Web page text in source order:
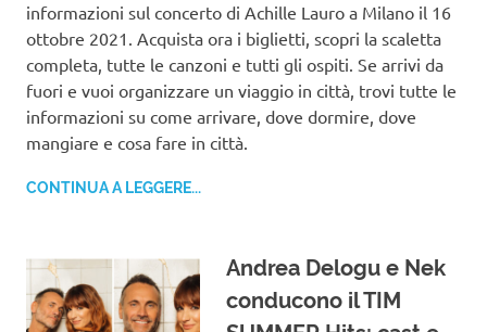
informazioni sul concerto di Achille Lauro a Milano il 16
ottobre 2021. Acquista ora i biglietti, scopri la scaletta
completa, tutte le canzoni e tutti gli ospiti. Se arrivi da
fuori e vuoi organizzare un viaggio in città, trovi tutte le
informazioni su come arrivare, dove dormire, dove
mangiare e cosa fare in città.
CONTINUA A LEGGERE...
Andrea Delogu e Nek
conducono il TIM